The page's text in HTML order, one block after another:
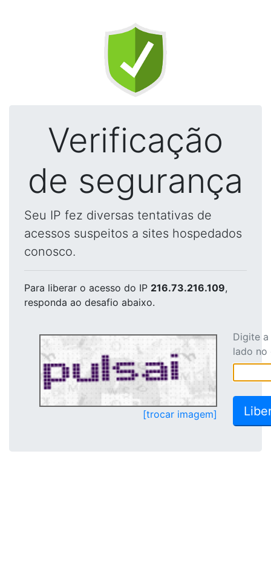
Verificação
de segurança
Seu IP fez diversas tentativas de
acessos suspeitos a sites hospedados
conosco.
Para liberar o acesso do IP 216.73.216.109,
responda ao desafio abaixo.
[trocar imagem]
Digite
lado no